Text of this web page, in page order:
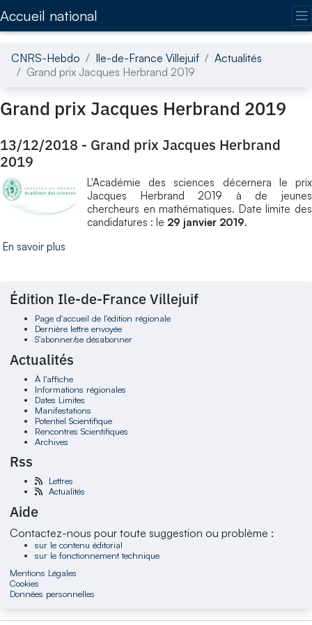
Accueil national
CNRS-Hebdo Ile-de-France Villejuif
Actualités
Grand prix Jacques Herbrand 2019
Grand prix Jacques Herbrand 2019
13/12/2018 - Grand prix Jacques Herbrand
2019
L'Académie des sciences décernera le prix
Jacques Herbrand 2019 à de jeunes
chercheurs en mathématiques. Date limite des
candidatures : le 29 janvier 2019.
En savoir plus
Édition Ile-de-France Villejuif
Page d'accueil de l'édition régionale
Dernière lettre envoyée
S'abonner/se désabonner
Actualités
À l'affiche
Informations régionales
Dates Limites
Manifestations
Potentiel Scientifique
Rencontres Scientifiques
Archives
Rss
Lettres
Actualités
Aide
Contactez-nous pour toute suggestion ou problème :
sur le contenu éditorial
sur le fonctionnement technique
Mentions Légales
Cookies
Données personnelles